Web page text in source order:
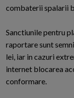
combaterii spalarii
Sanctiunile pentru
raportare sunt
lei, iar in cazuri
internet blocarea
conformare.